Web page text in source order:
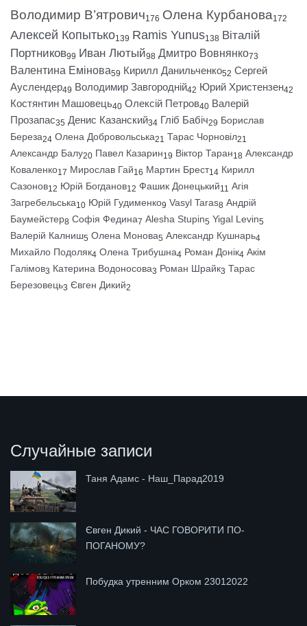
Володимир В’ятрович176 Олена Курбанова172
Алексей Копытько139 Ramis Yunus138 Віталій
Портников99 Иван Лютый98 Дмитро Вовнянко73
Валентина Емінова59 Кирилл Данильченко52 Сергей
Ауслендер49 Володимир Завгородній42 Юрий Христензен42
Костянтин Машовець40 Олексій Петров40 Валерій
Прозапас35 Денис Казанский34 Гліб Бабіч29 Борислав
Береза24 Олена Добровольська21 Тарас Чорновіл21
Александр Балу20 Павел Казарин19 Віктор Таран18 Александр
Коваленко17 Мирослав Гай16 Мартин Брест14 Кирилл
Сазонов12 Юрій Богданов12 Фашик Донецький11 Агія
Загребельська10 Юрій Гудименко9 Vasyl Taras8 Андрій
Баумейстер8 Софія Федина7 Alesha Stupin5 Yigal Levin5
Валерій Калниш5 Олена Монова5 Александр Кушнарь4
Михайло Подоляк4 Олена Трибушна4 Роман Донік4 Акім
Галімов3 Катерина Водоносова3 Роман Шрайк3 Тарас
Березовець3 Євген Дикий2
Случайные записи
Таня Адамс - Наш_Парад2019
Євген Дикий - ЧАС ГОВОРИТИ ПО-
ПОГАНОМУ?
Побудка утренним Орком 23012022